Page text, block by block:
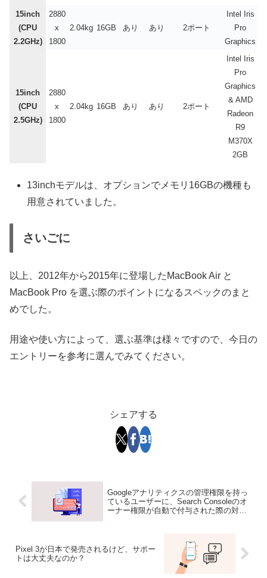
15inch
(CPU
2.2GHz)
2880
x
1800
2.04kg 16GB あり あり 2ポート
Intel Iris
Pro
Graphics
15inch
(CPU
2.5GHz)
2880
x
1800
2.04kg 16GB あり あり 2ポート
Intel Iris
Pro
Graphics
& AMD
Radeon
R9
M370X
2GB
13inchモデルは、オプションでメモリ16GBの機種も
用意されていました。
さいごに
以上、2012年から2015年に登場したMacBook Air と
MacBook Pro を選ぶ際のポイントになるスペックのまと
めでした。
用途や使い方によって、選ぶ基準は様々ですので、今日の
エントリーを参考に選んでみてください。
シェアする
Googleアナリティクスの管理権限を持っ
ているユーザーに、Search Consoleのオ
ーナー権限が自動で付与された際の対処
Pixel 3が日本で発売されるけど、サポー
トは大丈夫なのか？